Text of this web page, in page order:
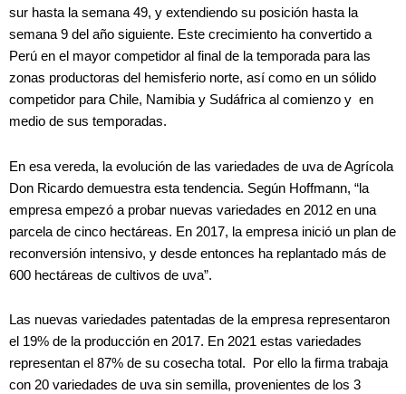
sur hasta la semana 49, y extendiendo su posición hasta la
semana 9 del año siguiente. Este crecimiento ha convertido a
Perú en el mayor competidor al final de la temporada para las
zonas productoras del hemisferio norte, así como en un sólido
competidor para Chile, Namibia y Sudáfrica al comienzo y en
medio de sus temporadas.
En esa vereda, la evolución de las variedades de uva de Agrícola
Don Ricardo demuestra esta tendencia. Según Hoffmann, “la
empresa empezó a probar nuevas variedades en 2012 en una
parcela de cinco hectáreas. En 2017, la empresa inició un plan de
reconversión intensivo, y desde entonces ha replantado más de
600 hectáreas de cultivos de uva”.
Las nuevas variedades patentadas de la empresa representaron
el 19% de la producción en 2017. En 2021 estas variedades
representan el 87% de su cosecha total. Por ello la firma trabaja
con 20 variedades de uva sin semilla, provenientes de los 3